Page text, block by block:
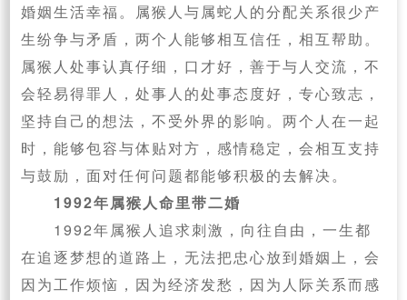
婚姻生活幸福。属猴人与属蛇人的分配关系很少产
生纷争与矛盾，两个人能够相互信任，相互帮助。
属猴人处事认真仔细，口才好，善于与人交流，不
会轻易得罪人，处事人的处事态度好，专心致志，
坚持自己的想法，不受外界的影响。两个人在一起
时，能够包容与体贴对方，感情稳定，会相互支持
与鼓励，面对任何问题都能够积极的去解决。
1992年属猴人命里带二婚
1992年属猴人追求刺激，向往自由，一生都
在追逐梦想的道路上，无法把忠心放到婚姻上，会
因为工作烦恼，因为经济发愁，因为人际关系而感